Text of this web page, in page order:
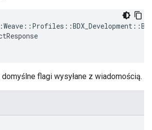
flagi wysyłane z wiadomością.